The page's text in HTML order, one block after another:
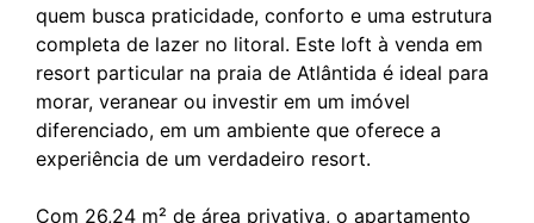
quem busca praticidade, conforto e uma estrutura
completa de lazer no litoral. Este loft à venda em
resort particular na praia de Atlântida é ideal para
morar, veranear ou investir em um imóvel
diferenciado, em um ambiente que oferece a
experiência de um verdadeiro resort.
Com 26,24 m² de área privativa, o apartamento